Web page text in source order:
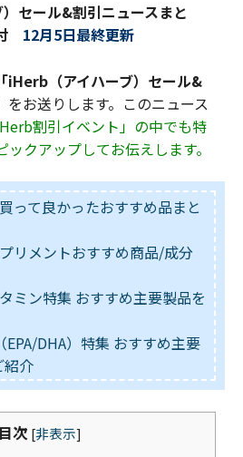
セール&割引ニュースまと
12月5日最終更新
「iHerb（アイハーブ）セール&
をお送りします。このニュース
割引イベント」の中でも特
クアップしてお伝えします。
って良かったおすすめ品まと
リメントおすすめ商品/成分
ミン特集 おすすめ主要製品を
DHA）特集 おすすめ主要
紹介
目次 [非表示]